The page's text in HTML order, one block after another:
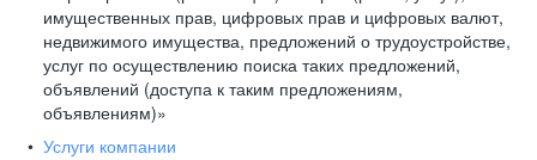
имущественных прав, цифровых прав и цифровых валют,
недвижимого имущества, предложений о трудоустройстве,
услуг по осуществлению поиска таких предложений,
объявлений (доступа к таким предложениям,
объявлениям)»
Услуги компании